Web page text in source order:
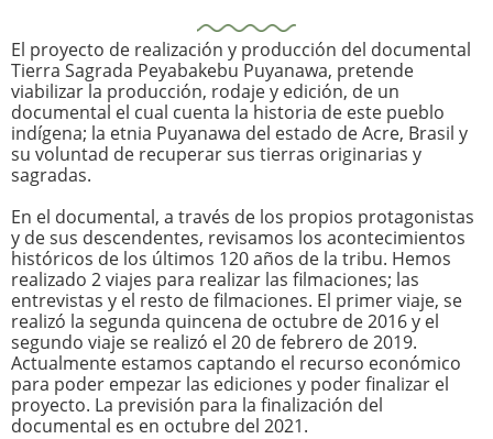
El proyecto de realización y producción del documental
Tierra Sagrada Peyabakebu Puyanawa, pretende
viabilizar la producción, rodaje y edición, de un
documental el cual cuenta la historia de este pueblo
indígena; la etnia Puyanawa del estado de Acre, Brasil y
su voluntad de recuperar sus tierras originarias y
sagradas.
En el documental, a través de los propios protagonistas
y de sus descendentes, revisamos los acontecimientos
históricos de los últimos 120 años de la tribu. Hemos
realizado 2 viajes para realizar las filmaciones; las
entrevistas y el resto de filmaciones. El primer viaje, se
realizó la segunda quincena de octubre de 2016 y el
segundo viaje se realizó el 20 de febrero de 2019.
Actualmente estamos captando el recurso económico
para poder empezar las ediciones y poder finalizar el
proyecto. La previsión para la finalización del
documental es en octubre del 2021.